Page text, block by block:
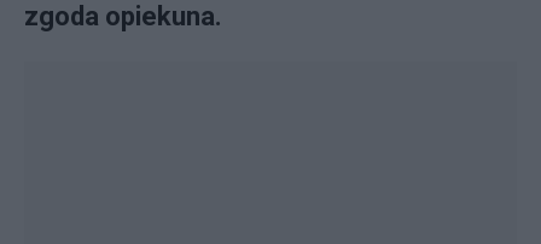
zgoda opiekuna.